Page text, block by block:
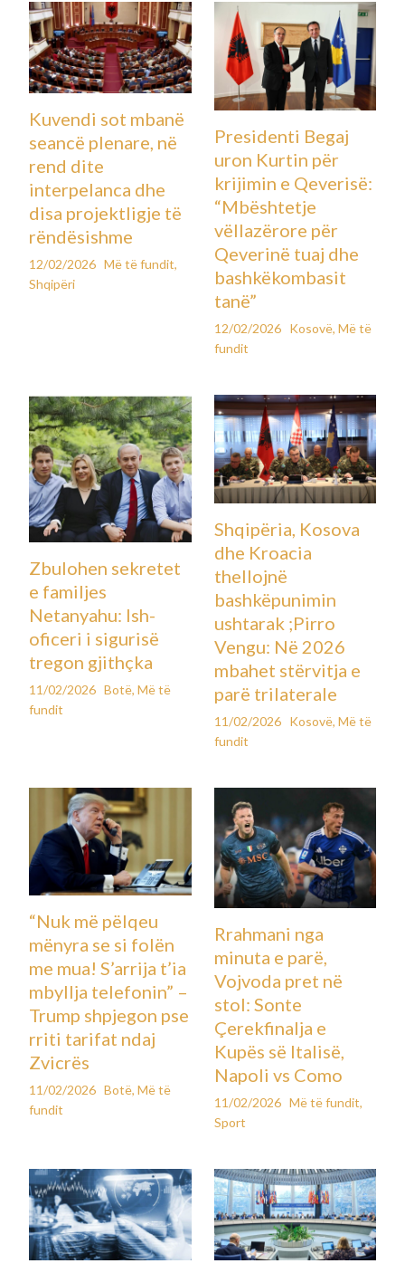
Kuvendi sot mbanë
seancë plenare, në
rend dite
interpelanca dhe
disa projektligje të
rëndësishme
12/02/2026 Më të fundit,
Shqipëri
Presidenti Begaj
uron Kurtin për
krijimin e Qeverisë:
“Mbështetje
vëllazërore për
Qeverinë tuaj dhe
bashkëkombasit
tanë”
12/02/2026 Kosovë, Më të
fundit
Zbulohen sekretet
e familjes
Netanyahu: Ish-
oficeri i sigurisë
tregon gjithçka
11/02/2026 Botë,Më të
fundit
Shqipëria, Kosova
dhe Kroacia
thellojnë
bashkëpunimin
ushtarak ;Pirro
Vengu: Në 2026
mbahet stërvitja e
parë trilaterale
11/02/2026 Kosovë, Më të
fundit
“Nuk më pëlqeu
mënyra se si folën
me mua! S’arrija t’ia
mbyllja telefonin” –
Trump shpjegon pse
rriti tarifat ndaj
Zvicrës
11/02/2026 Botë,Më të
fundit
Rrahmani nga
minuta e parë,
Vojvoda pret në
stol: Sonte
Çerekfinalja e
Kupës së Italisë,
Napoli vs Como
11/02/2026 Më të fundit,
Sport